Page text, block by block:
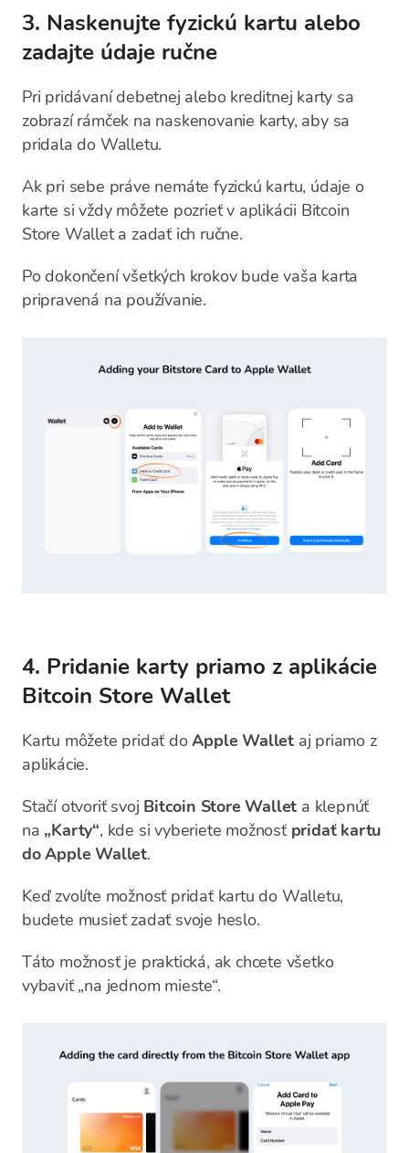
3. Naskenujte fyzickú kartu alebo
zadajte údaje ručne
Pri pridávaní debetnej alebo kreditnej karty sa
zobrazí rámček na naskenovanie karty, aby sa
pridala do Walletu.
Ak pri sebe práve nemáte fyzickú kartu, údaje o
karte si vždy môžete pozrieť v aplikácii Bitcoin
Store Wallet a zadať ich ručne.
Po dokončení všetkých krokov bude vaša karta
pripravená na používanie.
4. Pridanie karty priamo z aplikácie
Bitcoin Store Wallet
Kartu môžete pridať doApple Wallet aj priamo z
aplikácie.
Stačí otvoriť svoj Bitcoin Store Wallet a klepnúť
na „Karty“, kde si vyberiete možnosť pridať kartu
do Apple Wallet.
Keď zvolíte možnosť pridať kartu do Walletu,
budete musieť zadať svoje heslo.
Táto možnosť je praktická, ak chcete všetko
vybaviť „na jednom mieste“.